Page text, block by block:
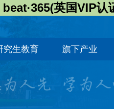
beat·365(英国VIP
究生教育 旗下产业